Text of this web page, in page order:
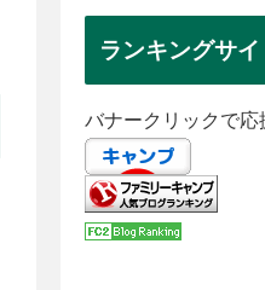
ランキングサイ
バナークリックで応